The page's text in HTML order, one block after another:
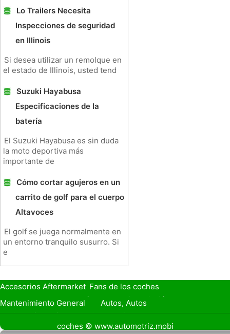
Lo Trailers Necesita
Inspecciones de seguridad
en Illinois
Si desea utilizar un remolque en
el estado de Illinois, usted tend
Suzuki Hayabusa
Especificaciones de la
batería
El Suzuki Hayabusa es sin duda
la moto deportiva más
importante de
Cómo cortar agujeros en un
carrito de golf para el cuerpo
Altavoces
El golf se juega normalmente en
un entorno tranquilo susurro. Si
e
Accesorios Aftermarket Fans de los coches
Seguro de Coche
Préstamos y Financiación
Mantenimiento General
Autos, Autos
Seguridad Vial
Combustibles
Vender Mi Cochecoches © www.automotriz.mobi